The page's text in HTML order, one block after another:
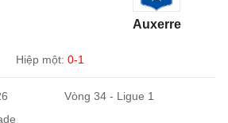
Auxerre
Hiệp một: 0-1
Vòng 34 - Ligue 1